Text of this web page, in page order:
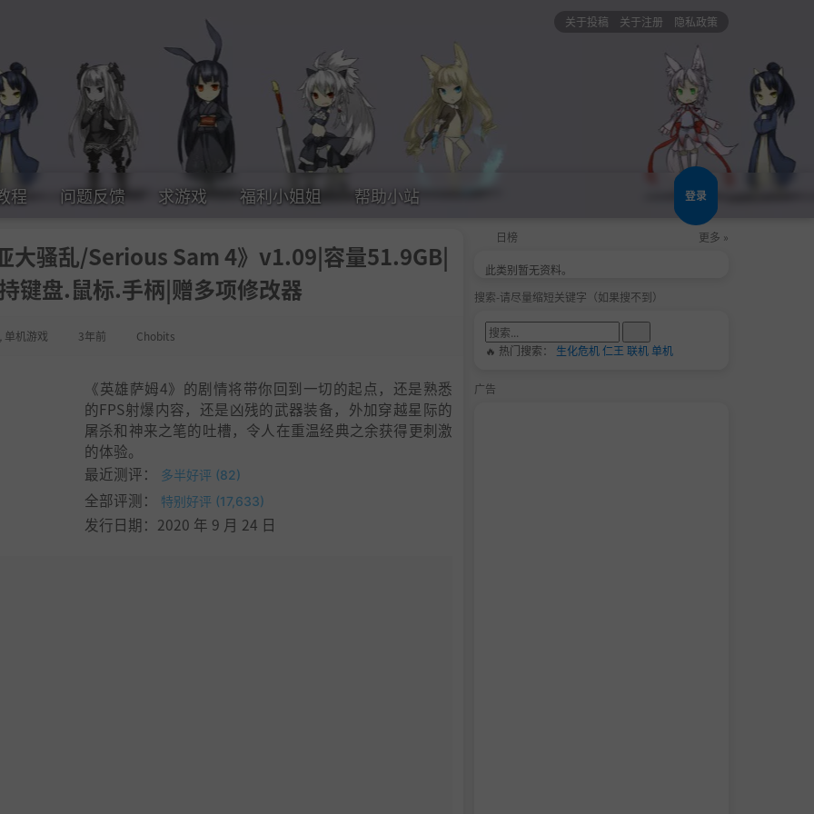
关于投稿 关于注册 隐私政策
程 问题反馈 求游戏 福利小姐姐 帮助小站 登录
大骚乱/Serious Sam 4》v1.09|容量51.9GB|
键盘.鼠标.手柄|赠多项修改器
单机游戏 3年前 Chobits
《英雄萨姆4》的剧情将带你回到一切的起点，还是熟悉
的FPS射爆内容，还是凶残的武器装备，外加穿越星际的
屠杀和神来之笔的吐槽，令人在重温经典之余获得更刺激
的体验。
最近测评：
多半好评 (82)
全部评测： 特别好评 (17,633)
发行日期：2020 年 9 月 24 日
日榜 更多 »
此类别暂无资料。
搜索-请尽量缩短关键字（如果搜不到）
🔥 热门搜索： 生化危机仁王 联机单机
广告